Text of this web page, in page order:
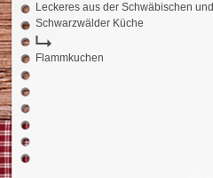
Leckeres aus der Schwäbischen und
Schwarzwälder Küche
Flammkuchen